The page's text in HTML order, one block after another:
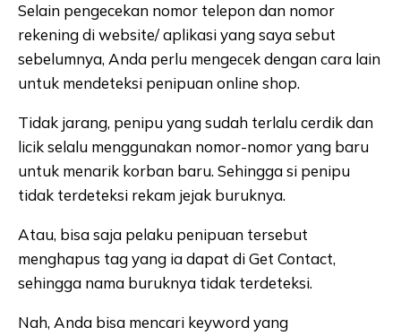
Selain pengecekan nomor telepon dan nomor
rekening di website/ aplikasi yang saya sebut
sebelumnya, Anda perlu mengecek dengan cara lain
untuk mendeteksi penipuan online shop.
Tidak jarang, penipu yang sudah terlalu cerdik dan
licik selalu menggunakan nomor-nomor yang baru
untuk menarik korban baru. Sehingga si penipu
tidak terdeteksi rekam jejak buruknya.
Atau, bisa saja pelaku penipuan tersebut
menghapus tag yang ia dapat di Get Contact,
sehingga nama buruknya tidak terdeteksi.
Nah, Anda bisa mencari keyword yang